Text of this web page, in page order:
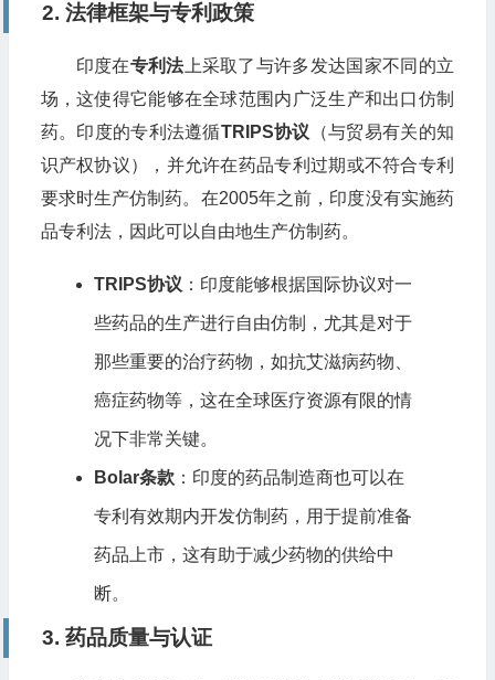
2. 法律框架与专利政策
印度在专利法上采取了与许多发达国家不同的立
场，这使得它能够在全球范围内广泛生产和出口仿制
药。印度的专利法遵循TRIPS协议
（与贸易有关的知
识产权协议），并允许在药品专利过期或不符合专利
要求时生产仿制药。在2005年之前，印度没有实施药
品专利法，因此可以自由地生产仿制药。
TRIPS协议 ：印度能够根据国际协议对一
些药品的生产进行自由仿制，尤其是对于
那些重要的治疗药物，如抗艾滋病药物、
癌症药物等，这在全球医疗资源有限的情
况下非常关键。
Bolar条款：印度的药品制造商也可以在
专利有效期内开发仿制药，用于提前准备
药品上市，这有助于减少药物的供给中
断。
3. 药品质量与认证